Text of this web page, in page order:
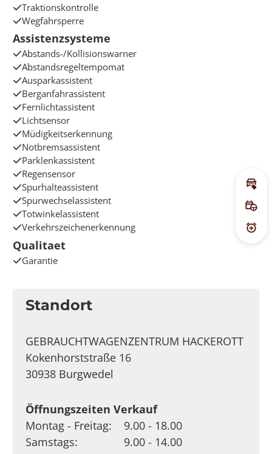
Traktionskontrolle
Wegfahrsperre
Assistenzsysteme
Abstands-/Kollisionswarner
Abstandsregeltempomat
Ausparkassistent
Berganfahrassistent
Fernlichtassistent
Lichtsensor
Müdigkeitserkennung
Notbremsassistent
Parklenkassistent
Regensensor
Spurhalteassistent
Spurwechselassistent
Totwinkelassistent
Verkehrszeichenerkennung
Qualitaet
Garantie
Standort
GEBRAUCHTWAGENZENTRUM HACKEROTT
Kokenhorststraße 16
30938 Burgwedel
Öffnungszeiten Verkauf
Montag - Freitag:
9.00 - 18.00
Samstags:
9.00 - 14.00